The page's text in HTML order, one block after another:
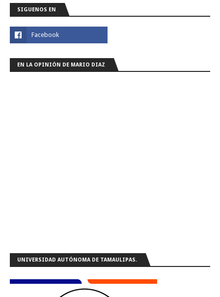
SIGUENOS EN
EN LA OPINIÓN DE MARIO DIAZ
UNIVERSIDAD AUTÓNOMA DE TAMAULIPAS.